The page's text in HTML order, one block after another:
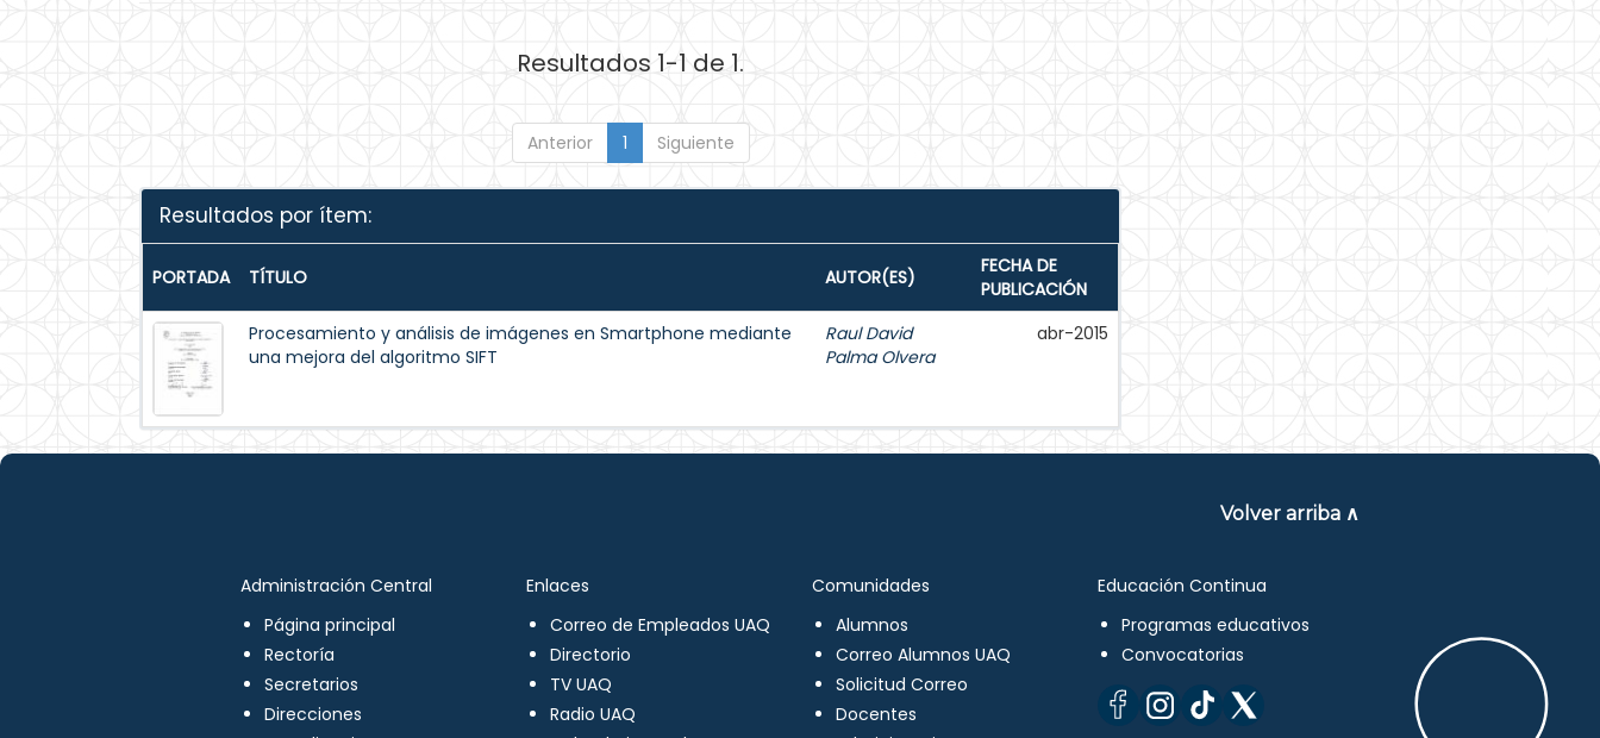
Resultados 1-1 de 1.
Anterior 1 Siguiente
Resultados por ítem:
PORTADA TÍTULO AUTOR(ES)
FECHA DE
PUBLICACIÓN
Procesamiento y análisis de imágenes en Smartphone mediante
una mejora del algoritmo SIFT
Raul David
Palma Olvera
abr-2015
Volver arriba ∧
Administración Central
Página principal
Rectoría
Secretarios
Direcciones
Enlaces
Correo de Empleados UAQ
Directorio
TV UAQ
Radio UAQ
Comunidades
Alumnos
Correo Alumnos UAQ
Solicitud Correo
Docentes
Educación Continua
Programas educativos
Convocatorias